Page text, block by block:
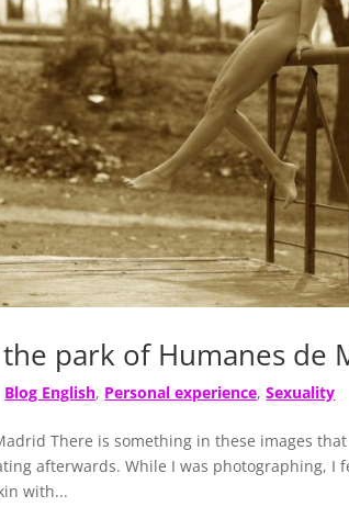
park of Humanes de
Blog English, Personal experience,Sexuality
There is something in these images
afterwards. While I was photographing,
with...